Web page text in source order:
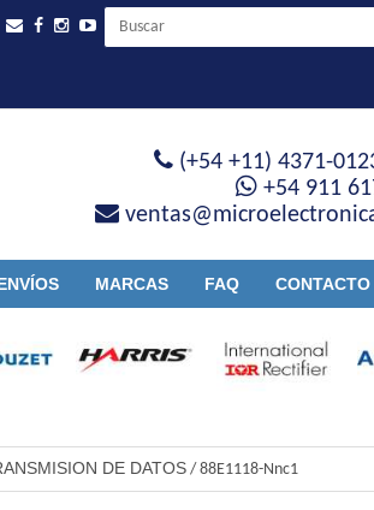
MARCAS FAQ CONTACTO
(+54 +11) 4371-
+54 911
DE DATOS / 88E1118-Nnc1